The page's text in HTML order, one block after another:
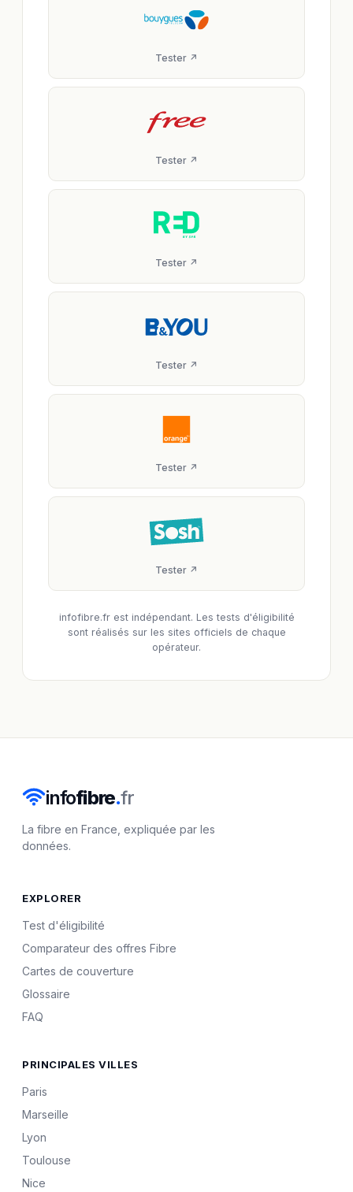
Tester ↗
Tester ↗
Tester ↗
Tester ↗
Tester ↗
Tester ↗
infofibre.fr est indépendant. Les tests d'éligibilité
sont réalisés sur les sites officiels de chaque
opérateur.
infofibre.fr
La fibre en France, expliquée par les
données.
EXPLORER
Test d'éligibilité
Comparateur des offres Fibre
Cartes de couverture
Glossaire
FAQ
PRINCIPALES VILLES
Paris
Marseille
Lyon
Toulouse
Nice